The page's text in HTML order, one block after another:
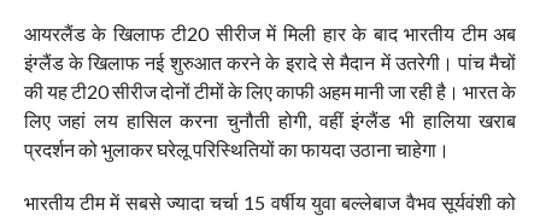
आयरलैंड के खिलाफ टी20 सीरीज में मिली हार के बाद भारतीय टीम अब
इंग्लैंड के खिलाफ नई शुरुआत करने के इरादे से मैदान में उतरेगी। पांच मैचों
की यह टी20 सीरीज दोनों टीमों के लिए काफी अहम मानी जा रही है। भारत के
लिए जहां लय हासिल करना चुनौती होगी, वहीं इंग्लैंड भी हालिया खराब
प्रदर्शन को भुलाकर घरेलू परिस्थितियों का फायदा उठाना चाहेगा।
भारतीय टीम में सबसे ज्यादा चर्चा 15 वर्षीय युवा बल्लेबाज वैभव सूर्यवंशी को